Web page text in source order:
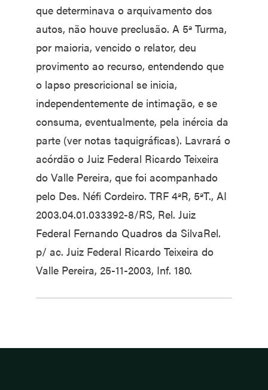
que determinava o arquivamento dos
autos, não houve preclusão. A 5ª Turma,
por maioria, vencido o relator, deu
provimento ao recurso, entendendo que
o lapso prescricional se inicia,
independentemente de intimação, e se
consuma, eventualmente, pela inércia da
parte (ver notas taquigráficas). Lavrará o
acórdão o Juiz Federal Ricardo Teixeira
do Valle Pereira, que foi acompanhado
pelo Des. Néfi Cordeiro. TRF 4ªR, 5ªT., AI
2003.04.01.033392-8/RS, Rel. Juiz
Federal Fernando Quadros da SilvaRel.
p/ ac. Juiz Federal Ricardo Teixeira do
Valle Pereira, 25-11-2003, Inf. 180.